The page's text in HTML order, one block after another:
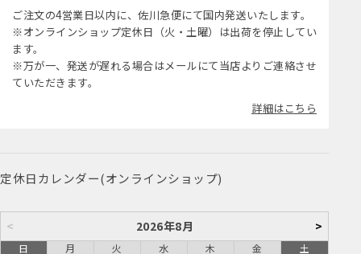
ご注文の4営業日以内に、佐川急便にて国内発送いたします。
※オンラインショップ定休日（火・土曜）は出荷を停止してい
ます。
※万が一、発送が遅れる場合はメールにて当店よりご連絡させ
ていただきます。
詳細はこちら
定休日カレンダー(オンラインショップ)
< 2026年8月 >
日 月 火 水 木 金
土